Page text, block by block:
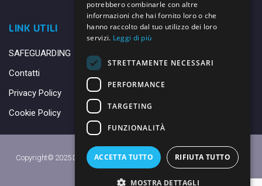
LINK UTILI
SAFEGUARDING
Contatti
Privacy Policy
Cookie Policy
Copyright© 2025 DANY BASKET QUARRATA S.S.D.A.R.L. -Privacy Policy
potrebbero combinarle con altre
informazioni che hai fornito loro o che
hanno raccolto dal tuo utilizzo dei loro
servizi. Leggi di più
STRETTAMENTE NECESSARI
PERFORMANCE
TARGETING
FUNZIONALITÀ
ACCETTA TUTTO RIFIUTA TUTTO
MOSTRA DETTAGLI